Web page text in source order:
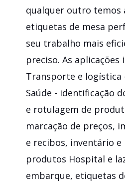
qualquer outro temos
etiquetas de mesa
seu trabalho mais
preciso. As
Transporte e logística
Saúde - identificação
e rotulagem de
marcação de preços,
e recibos, inventário
produtos Hospital e
embarque, etiquetas